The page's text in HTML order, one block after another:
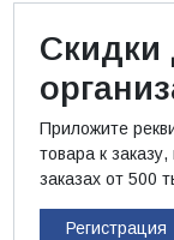
Скидки
Приложите
товара к
заказах от 500
Регистрация